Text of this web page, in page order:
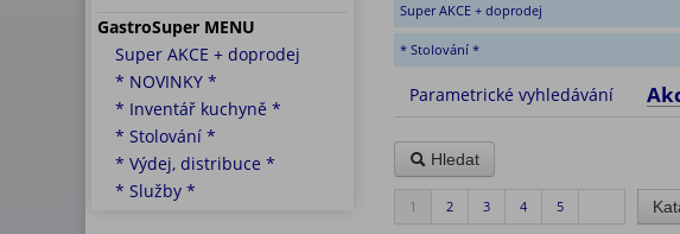
GastroSuper MENU
Super AKCE + doprodej
* NOVINKY *
* Inventář kuchyně *
* Stolování *
* Výdej, distribuce *
* Služby *
Super AKCE + doprodej
* Stolování *
Parametrické vyhledávání
Hledat
1 2 3 4 5